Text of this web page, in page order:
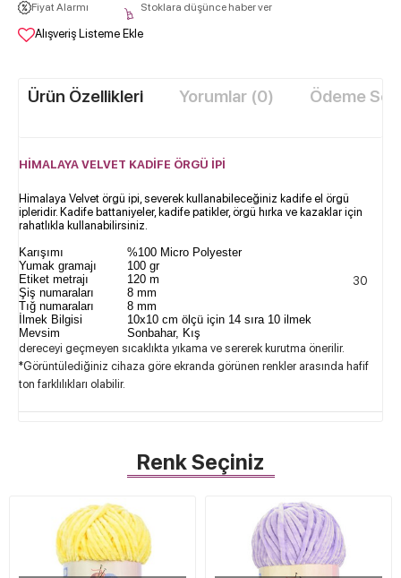
Fiyat Alarmı Stoklara düşünce haber ver
Alışveriş Listeme Ekle
Ürün Özellikleri Yorumlar (0) Ödeme
HİMALAYA VELVET KADİFE ÖRGÜ İPİ​
Himalaya Velvet örgü ipi, severek kullanabileceğiniz kadife el örgü
ipleridir. Kadife battaniyeler, kadife patikler, örgü hırka ve kazaklar için
rahatlıkla kullanabilirsiniz.
Karışımı
%100 Micro Polyester
Yumak gramajı
100 gr
Etiket metrajı
120 m
Şiş numaraları
8 mm
Tığ numaraları
8 mm
İlmek Bilgisi
10x10 cm ölçü için 14 sıra 10 ilmek
Mevsim
Sonbahar, Kış
30
dereceyi geçmeyen sıcaklıkta yıkama ve sererek kurutma önerilir.
*Görüntülediğiniz cihaza göre ekranda görünen renkler arasında hafif
ton farklılıkları olabilir.
Renk Seçiniz